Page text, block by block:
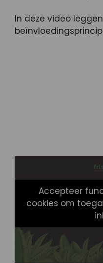
In deze video
Accepteer
cookies om